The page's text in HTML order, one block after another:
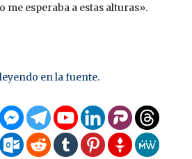
me esperaba a estas alturas».
en la fuente.